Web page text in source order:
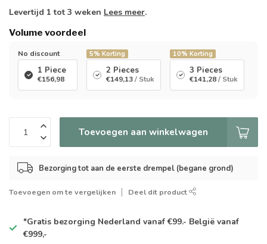
Levertijd 1 tot 3 weken Lees meer.
Volume voordeel
No discount
1 Piece
€156,98
5% Korting
2 Pieces
€149,13/ Stuk
10% Korting
3 Pieces
€141,28/ Stuk
Toevoegen aan winkelwagen
Bezorging tot aan de eerste drempel (begane grond)
Toevoegen om te vergelijken Deel dit product
*Gratis bezorging Nederland vanaf €99.- België vanaf
€999,-